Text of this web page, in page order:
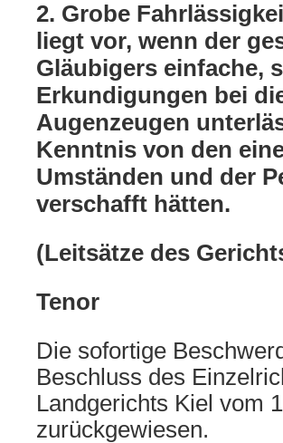
2. Grobe
liegt vor, wenn der
Gläubigers einfache,
Erkundigungen bei
Augenzeugen
Kenntnis von den
Umständen und der
verschafft hätten.
(Leitsätze des
Tenor
Die sofortige
Beschluss des
Landgerichts Kiel vom
zurückgewiesen.